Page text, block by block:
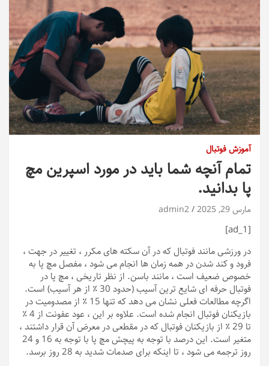
آموزش فوتبال
تمام آنچه شما باید در مورد اسپرین مچ
پا بدانید.
مارس 29, 2025 admin2
[ad_1]
در ورزشی مانند فوتبال که در آن سکته های مکرر ، تغییر در جهت ،
فرود و کند شدن در همه زمان ها انجام می شود ، مفصل مچ پا به
خصوص ضعیف است ، مانند باسن. از نظر تاریخی ، مچ پا در
فوتبال حرفه ای شایع ترین آسیب (حدود 30 ٪ از هر آسیب) است.
اگرچه مطالعات فعلی نشان می دهد که تنها 15 ٪ از مصدومیت در
بازیکنان فوتبال انجام شده است. علاوه بر این ، عود عفونت از 4 ٪
تا 29 ٪ از بازیکنان فوتبال که در مقطعی در معرض آن قرار داشتند ،
متغیر است. این درصد با توجه به پیچش مچ پا با توجه به 16 و 24
روز ترجمه می شود ، تا اینکه برای صدمات شدید به 28 روز برسد.